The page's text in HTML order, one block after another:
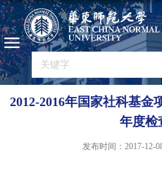
2012-2016年国家社科基
年度检
发布时间：2017-12-